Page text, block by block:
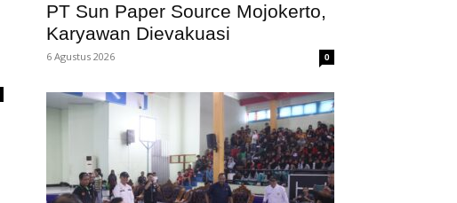
PT Sun Paper Source Mojokerto,
Karyawan Dievakuasi
6 Agustus 2026 0